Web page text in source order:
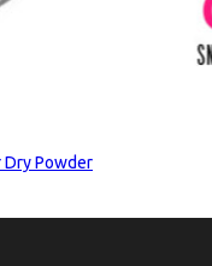
Dry Powder